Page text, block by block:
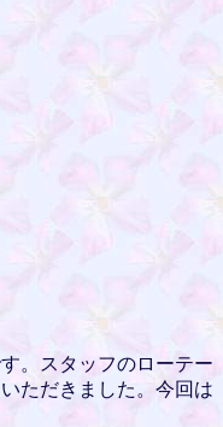
。スタッフのローテー
ただきました。今回は